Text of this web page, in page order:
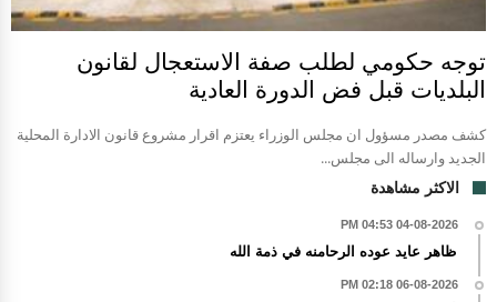
توجه حكومي لطلب صفة الاستعجال لقانون
البلديات قبل فض الدورة العادية
كشف مصدر مسؤول ان مجلس الوزراء يعتزم اقرار مشروع قانون الادارة المحلية
الجديد وارساله الى مجلس...
الاكثر مشاهدة
04-08-2026 04:53 PM
ظاهر عايد عوده الرحامنه في ذمة الله
06-08-2026 02:18 PM